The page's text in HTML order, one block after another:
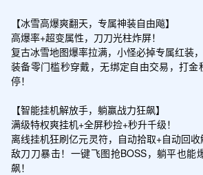
【冰雪高爆爽翻天，专属神装自由飚】
高爆率+超变属性，刀刀光柱炸屏！
复古冰雪地图爆率拉满，小怪必掉专属红装
装备零门槛秒穿戴，无绑定自由交易，打金
停！
【智能挂机解放手，躺赢战力狂飙】
满级特权爽挂机+全屏秒捡+秒升千级！
离线挂机狂刷亿元灵符，自动拾取+自动回
敌刀刀暴击！一键飞图抢BOSS，躺平也能
飙！